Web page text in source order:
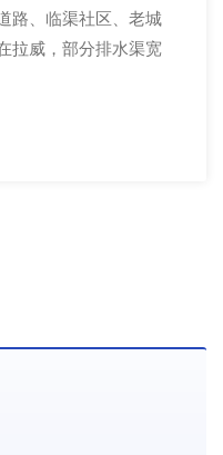
路、临渠社区、老城
拉威，部分排水渠宽